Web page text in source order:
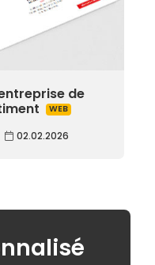
de
WEB
02.02.2026